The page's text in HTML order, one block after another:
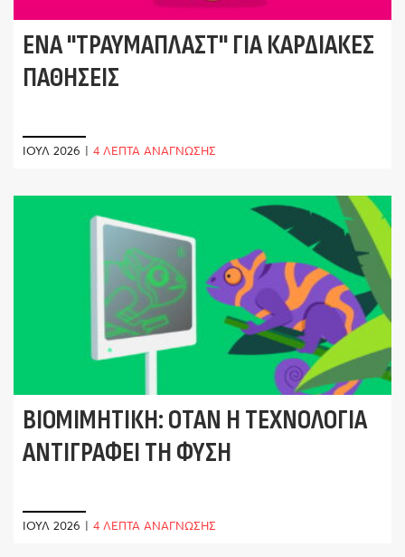
ΈΝΑ "ΤΡΑΥΜΑΠΛΆΣΤ" ΓΙΑ ΚΑΡΔΙΑΚΈΣ
ΠΑΘΉΣΕΙΣ
ΙΟΎΛ 2026 | 4 ΛΕΠΤΑ ΑΝΑΓΝΩΣΗΣ
ΒΙΟΜΙΜΗΤΙΚΉ: ΌΤΑΝ Η ΤΕΧΝΟΛΟΓΊΑ
ΑΝΤΙΓΡΆΦΕΙ ΤΗ ΦΎΣΗ
ΙΟΎΛ 2026 | 4 ΛΕΠΤΑ ΑΝΑΓΝΩΣΗΣ